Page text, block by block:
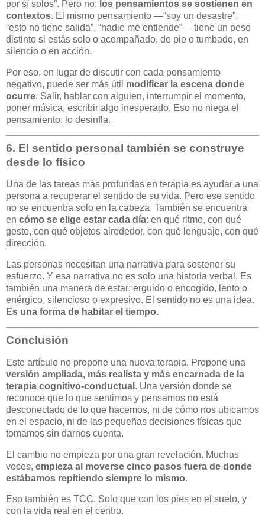
por sí solos”. Pero no: los pensamientos se sostienen en
contextos. El mismo pensamiento —“soy un desastre”,
“esto no tiene salida”, “nadie me entiende”— tiene un peso
distinto si estás solo o acompañado, de pie o tumbado, en
silencio o en acción.
Por eso, en lugar de discutir con cada pensamiento
negativo, puede ser más útil modificar la escena donde
ocurre. Salir, hablar con alguien, interrumpir el momento,
poner música, escribir algo inesperado. Eso no niega el
pensamiento: lo desinfla.
6. El sentido personal también se construye
desde lo físico
Una de las tareas más profundas en terapia es ayudar a una
persona a recuperar el sentido de su vida. Pero ese sentido
no se encuentra solo en la cabeza. También se encuentra
en cómo se elige estar cada día: en qué ritmo, con qué
gesto, con qué objetos alrededor, con qué lenguaje, con qué
dirección.
Las personas necesitan una narrativa para sostener su
esfuerzo. Y esa narrativa no es solo una historia verbal. Es
también una manera de estar: erguido o encogido, lento o
enérgico, silencioso o expresivo. El sentido no es una idea.
Es una forma de habitar el tiempo.
Conclusión
Este artículo no propone una nueva terapia. Propone una
versión ampliada, más realista y más encarnada de la
terapia cognitivo-conductual . Una versión donde se
reconoce que lo que sentimos y pensamos no está
desconectado de lo que hacemos, ni de cómo nos ubicamos
en el espacio, ni de las pequeñas decisiones físicas que
tomamos sin darnos cuenta.
El cambio no empieza por una gran revelación. Muchas
veces, empieza al moverse cinco pasos fuera de donde
estábamos repitiendo siempre lo mismo.
Eso también es TCC. Solo que con los pies en el suelo, y
con la vida real en el centro.